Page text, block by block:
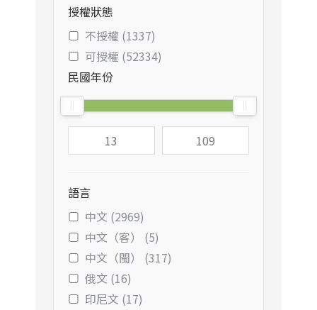
授權狀態
不授權 (1337)
可授權 (52334)
民國年份
語言
中文 (2969)
中文（客） (5)
中文（閩） (317)
俄文 (16)
印尼文 (17)